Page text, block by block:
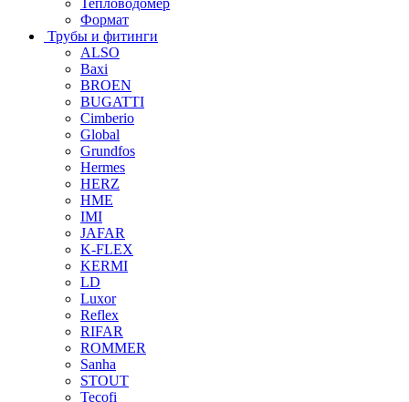
Формат
Трубы и фитинги
ALSO
Baxi
BROEN
BUGATTI
Cimberio
Global
Grundfos
Hermes
HERZ
HME
IMI
JAFAR
K-FLEX
KERMI
LD
Luxor
Reflex
RIFAR
ROMMER
Sanha
STOUT
Tecofi